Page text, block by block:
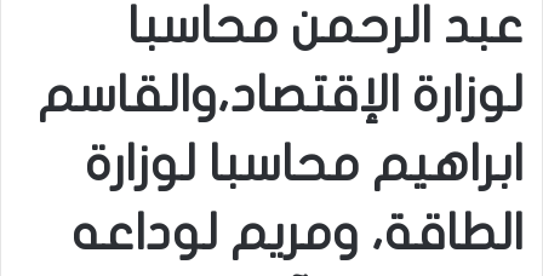
عبد الرحمن محاسبا
لوزارة الإقتصاد،والقاسم
ابراهيم محاسبا لوزارة
الطاقة، ومريم لوداعه